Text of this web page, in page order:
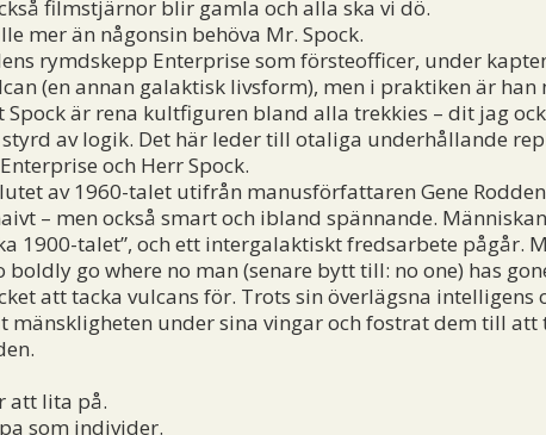
filmstjärnor blir gamla och alla ska vi dö.
mer än någonsin behöva Mr. Spock.
rymdskepp Enterprise som försteofficer, under
(en annan galaktisk livsform), men i praktiken är han
är rena kultfiguren bland alla trekkies – dit jag
av logik. Det här leder till otaliga underhållande
och Herr Spock.
av 1960-talet utifrån manusförfattaren Gene
– men också smart och ibland spännande.
1900-talet”, och ett intergalaktiskt fredsarbete pågår.
go where no man (senare bytt till: no one) has
att tacka vulcans för. Trots sin överlägsna intelligens
mänskligheten under sina vingar och fostrat dem till
att lita på.
som individer.